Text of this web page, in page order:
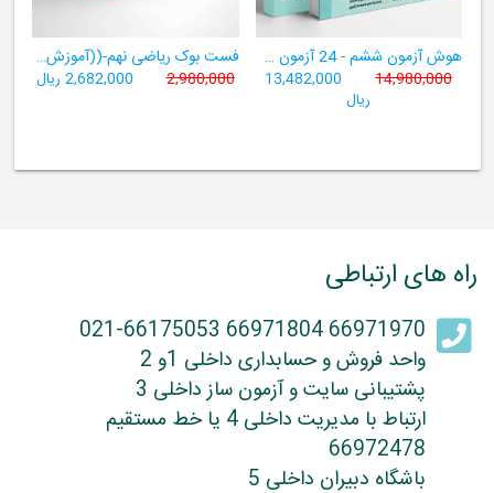
هوش آزمون ششم - 24 آزمون شبیه ساز تیزهوشان
14,980,000
13,482,000
ریال
فست بوک ریاضی نهم-((آموزش سریع، آسان و کامل ریاضی پایۀ نهم))
2,980,000 2,682,000 ریال
راه های ارتباطی
66971970 66971804 021-66175053
واحد فروش و حسابداری داخلی 1و 2
پشتیبانی سایت و آزمون ساز داخلی 3
ارتباط با مدیریت داخلی 4 یا خط مستقیم
66972478
باشگاه دبیران داخلی 5